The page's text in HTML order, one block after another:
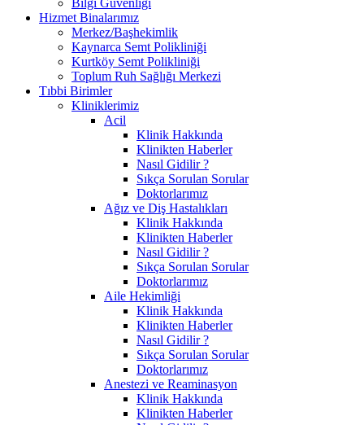
Hizmet Binalarımız
Merkez/Başhekimlik
Kaynarca Semt Polikliniği
Kurtköy Semt Polikliniği
Toplum Ruh Sağlığı Merkezi
Tıbbi Birimler
Kliniklerimiz
Acil
Klinik Hakkında
Klinikten Haberler
Nasıl Gidilir ?
Sıkça Sorulan Sorular
Doktorlarımız
Ağız ve Diş Hastalıkları
Klinik Hakkında
Klinikten Haberler
Nasıl Gidilir ?
Sıkça Sorulan Sorular
Doktorlarımız
Aile Hekimliği
Klinik Hakkında
Klinikten Haberler
Nasıl Gidilir ?
Sıkça Sorulan Sorular
Doktorlarımız
Anestezi ve Reaminasyon
Klinik Hakkında
Klinikten Haberler